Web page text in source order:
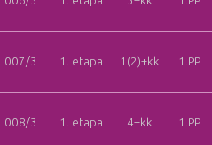
007/3 1. etapa 1(2)+kk 1.PP
008/3 1. etapa 4+kk 1.PP